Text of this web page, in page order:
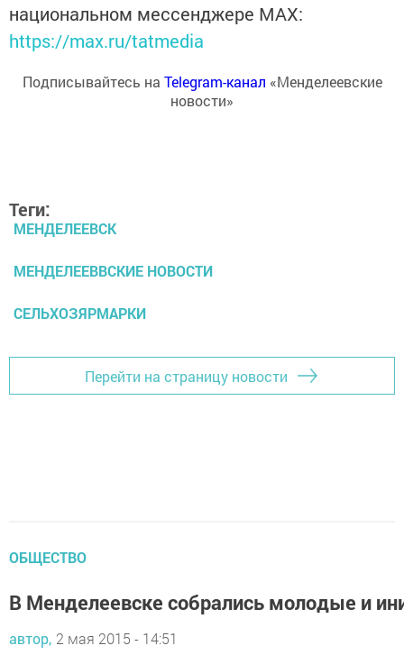
национальном мессенджере MАХ:
https://max.ru/tatmedia
Подписывайтесь на Telegram-канал «Менделеевские
новости»
Теги:
МЕНДЕЛЕЕВСК
МЕНДЕЛЕЕВВСКИЕ НОВОСТИ
СЕЛЬХОЗЯРМАРКИ
Перейти на страницу новости
ОБЩЕСТВО
В Менделеевске собрались молодые и
автор, 2 мая 2015 - 14:51